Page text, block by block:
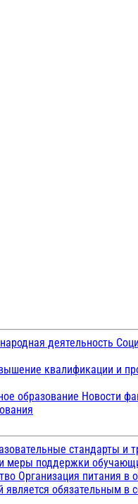
деятельность
квалификации и
образование Новости
стандарты и
меры поддержки
Организация питания в
обязательным в